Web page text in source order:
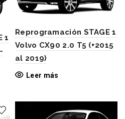
1
Reprogramación STAGE 1
Volvo CX90 2.0 T5 (+2015
al 2019)
Leer más